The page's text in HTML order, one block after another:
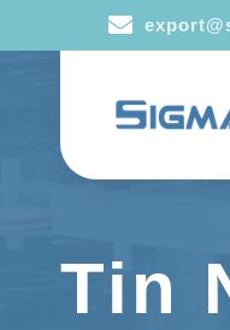
Tin